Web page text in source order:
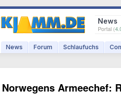
News
Portal (
News Forum Schlaufuchs
Norwegens Armeechef: